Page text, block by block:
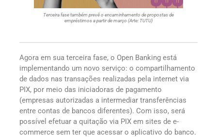
Terceira fase também prevê o encaminhamento de propostas de
empréstimos a partir de março (Arte: TUTU)
Agora em sua terceira fase, o Open Banking está
implementando um novo serviço: o compartilhamento
de dados nas transações realizadas pela internet via
PIX, por meio das iniciadoras de pagamento
(empresas autorizadas a intermediar transferências
entre contas de bancos diferentes). Com isso, será
possível efetuar a quitação via PIX em sites de e-
commerce sem ter que acessar o aplicativo do banco.